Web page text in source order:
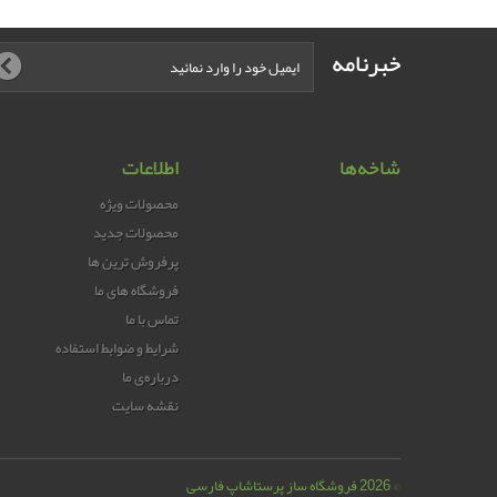
خبرنامه
شاخه‌ها اطلاعات
محصولات ویژه
محصولات جدید
پرفروش ترین‌ ها
فروشگاه های ما
تماس با ما
شرایط و ضوابط استفاده
درباره‌ی ما
نقشه سایت
© 2026 فروشگاه ساز پرستاشاپ فارسی